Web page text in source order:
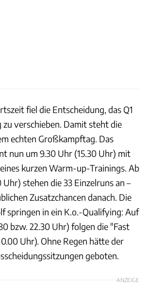
fiel die Entscheidung, das Q1
zu verschieben. Damit steht die
echten Großkampftag. Das
nun um 9.30 Uhr (15.30 Uhr) mit
kurzen Warm-up-Trainings. Ab
Uhr) stehen die 33 Einzelruns an –
Zusatzchancen danach. Die
springen in ein K.o.-Qualifying: Auf
bzw. 22.30 Uhr) folgen die "Fast
Uhr). Ohne Regen hätte der
geboten.
ANZEIGE